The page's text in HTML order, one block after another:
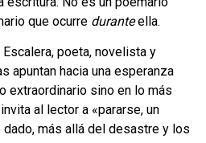
que ocurre duranteella.
poeta, novelista y
apuntan hacia una esperanza
extraordinario sino en lo más
al lector a «pararse, un
más allá del desastre y los